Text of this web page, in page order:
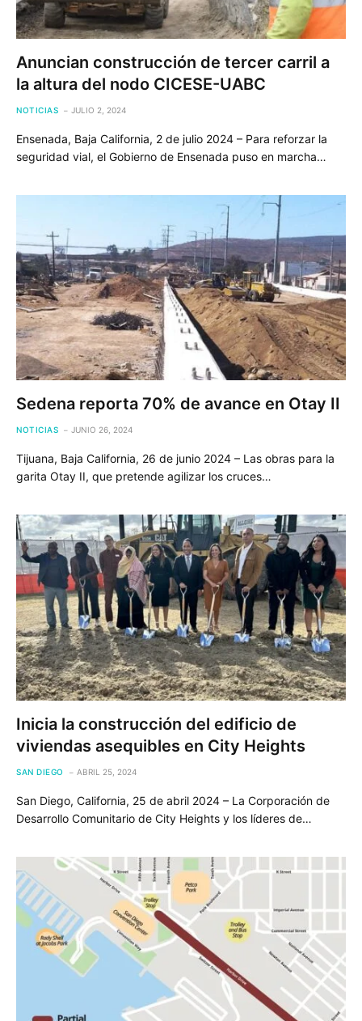
Anuncian construcción de tercer carril a
la altura del nodo CICESE-UABC
NOTICIAS JULIO 2, 2024
Ensenada, Baja California, 2 de julio 2024 – Para reforzar la
seguridad vial, el Gobierno de Ensenada puso en marcha…
Sedena reporta 70% de avance en Otay II
NOTICIAS JUNIO 26, 2024
Tijuana, Baja California, 26 de junio 2024 – Las obras para la
garita Otay II, que pretende agilizar los cruces…
Inicia la construcción del edificio de
viviendas asequibles en City Heights
SAN DIEGO ABRIL 25, 2024
San Diego, California, 25 de abril 2024 – La Corporación de
Desarrollo Comunitario de City Heights y los líderes de…